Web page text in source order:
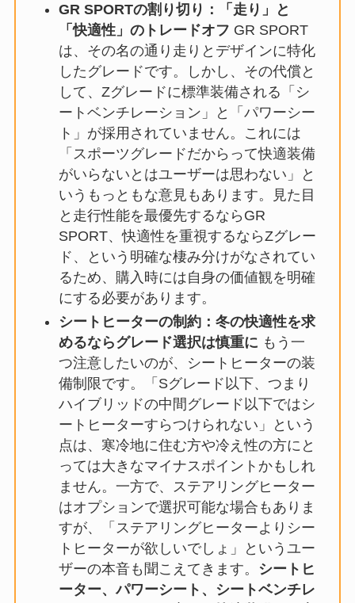
GR SPORTの割り切り：「走り」と
「快適性」のトレードオフ GR SPORT
は、その名の通り走りとデザインに特化
したグレードです。しかし、その代償と
して、Zグレードに標準装備される「シ
ートベンチレーション」と「パワーシー
ト」が採用されていません。これには
「スポーツグレードだからって快適装備
がいらないとはユーザーは思わない」と
いうもっともな意見もあります。見た目
と走行性能を最優先するならGR
SPORT、快適性を重視するならZグレー
ド、という明確な棲み分けがなされてい
るため、購入時には自身の価値観を明確
にする必要があります。
シートヒーターの制約：冬の快適性を求
めるならグレード選択は慎重に もう一
つ注意したいのが、シートヒーターの装
備制限です。「Sグレード以下、つまり
ハイブリッドの中間グレード以下ではシ
ートヒーターすらつけられない」という
点は、寒冷地に住む方や冷え性の方にと
っては大きなマイナスポイントかもしれ
ません。一方で、ステアリングヒーター
はオプションで選択可能な場合もありま
すが、「ステアリングヒーターよりシー
トヒーターが欲しいでしょ」というユー
ザーの本音も聞こえてきます。
シートヒ
ーター、パワーシート、シートベンチレ